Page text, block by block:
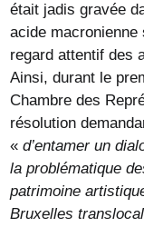
était jadis gravée
acide macronienne
regard attentif des
Ainsi, durant le
Chambre des
résolution
«d’entamer un
la problématique
patrimoine
Bruxelles